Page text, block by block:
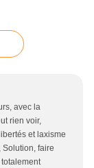
avec la
rien voir,
et laxisme
Solution, faire